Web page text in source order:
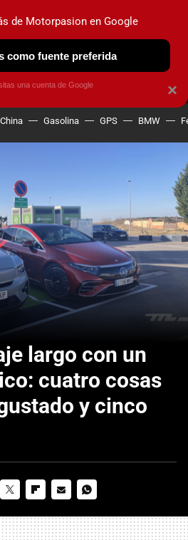
NUEVO
OBSERVATORIO
China Gasolina GPS BMW
largo con un
cuatro cosas
y cinco
MAIL
×
de Motorpasion en Google
como fuente preferida
una cuenta de Google